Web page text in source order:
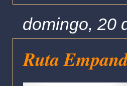
domingo, 20
Ruta